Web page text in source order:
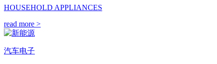
HOUSEHOLD APPLIANCES
read more >
汽车电子